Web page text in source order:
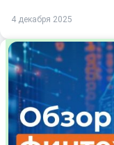
4 декабря 2025